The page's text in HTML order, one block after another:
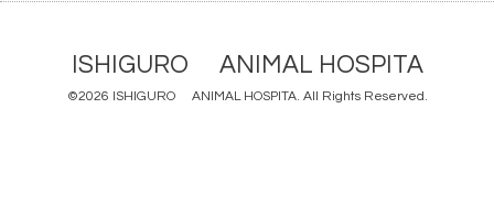
ISHIGURO ANIMAL HOSPITA
©2026 ISHIGURO ANIMAL HOSPITA. All Rights Reserved.